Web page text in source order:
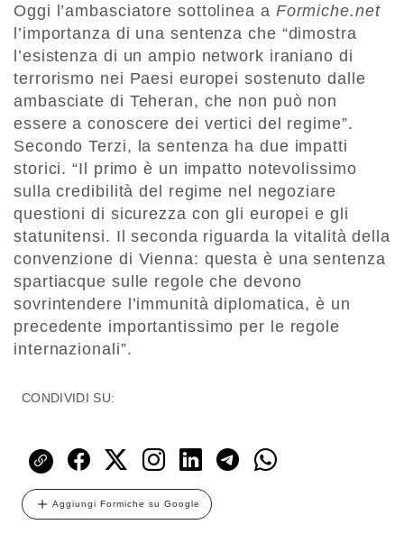
Oggi l’ambasciatore sottolinea a Formiche.net
l’importanza di una sentenza che “dimostra
l’esistenza di un ampio network iraniano di
terrorismo nei Paesi europei sostenuto dalle
ambasciate di Teheran, che non può non
essere a conoscere dei vertici del regime”.
Secondo Terzi, la sentenza ha due impatti
storici. “Il primo è un impatto notevolissimo
sulla credibilità del regime nel negoziare
questioni di sicurezza con gli europei e gli
statunitensi. Il seconda riguarda la vitalità della
convenzione di Vienna: questa è una sentenza
spartiacque sulle regole che devono
sovrintendere l’immunità diplomatica, è un
precedente importantissimo per le regole
internazionali”.
CONDIVIDI SU:
Aggiungi Formiche su Google